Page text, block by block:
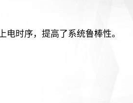
时序，提高了系统鲁棒性。